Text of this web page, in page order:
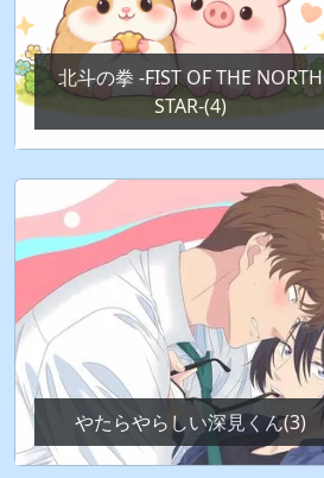
北斗の拳 -FIST OF THE NORTH
STAR-(4)
やたらやらしい深見くん(3)